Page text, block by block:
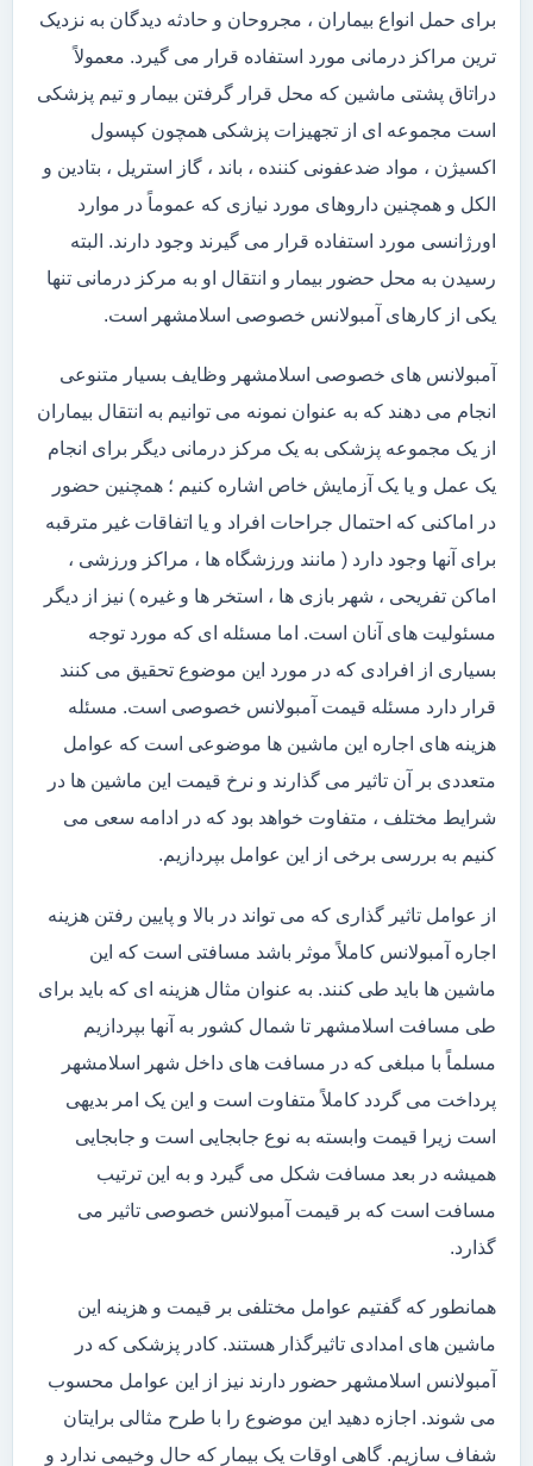
برای حمل انواع بیماران ، مجروحان و حادثه دیدگان به نزدیک
ترین مراکز درمانی مورد استفاده قرار می گیرد. معمولاً
دراتاق پشتی ماشین که محل قرار گرفتن بیمار و تیم پزشکی
است مجموعه ای از تجهیزات پزشکی همچون کپسول
اکسیژن ، مواد ضدعفونی کننده ، باند ، گاز استریل ، بتادین و
الکل و همچنین داروهای مورد نیازی که عموماً در موارد
اورژانسی مورد استفاده قرار می گیرند وجود دارند. البته
رسیدن به محل حضور بیمار و انتقال او به مرکز درمانی تنها
یکی از کارهای آمبولانس خصوصی اسلامشهر است.
آمبولانس های خصوصی اسلامشهر وظایف بسیار متنوعی
انجام می دهند که به عنوان نمونه می توانیم به انتقال بیماران
از یک مجموعه پزشکی به یک مرکز درمانی دیگر برای انجام
یک عمل و یا یک آزمایش خاص اشاره کنیم ؛ همچنین حضور
در اماکنی که احتمال جراحات افراد و یا اتفاقات غیر مترقبه
برای آنها وجود دارد ( مانند ورزشگاه ها ، مراکز ورزشی ،
اماکن تفریحی ، شهر بازی ها ، استخر ها و غیره ) نیز از دیگر
مسئولیت های آنان است. اما مسئله ای که مورد توجه
بسیاری از افرادی که در مورد این موضوع تحقیق می کنند
قرار دارد مسئله قیمت آمبولانس خصوصی است. مسئله
هزینه های اجاره این ماشین ها موضوعی است که عوامل
متعددی بر آن تاثیر می گذارند و نرخ قیمت این ماشین ها در
شرایط مختلف ، متفاوت خواهد بود که در ادامه سعی می
کنیم به بررسی برخی از این عوامل بپردازیم.
از عوامل تاثیر گذاری که می تواند در بالا و پایین رفتن هزینه
اجاره آمبولانس کاملاً موثر باشد مسافتی است که این
ماشین ها باید طی کنند. به عنوان مثال هزینه ای که باید برای
طی مسافت اسلامشهر تا شمال کشور به آنها بپردازیم
مسلماً با مبلغی که در مسافت های داخل شهر اسلامشهر
پرداخت می گردد کاملاً متفاوت است و این یک امر بدیهی
است زیرا قیمت وابسته به نوع جابجایی است و جابجایی
همیشه در بعد مسافت شکل می گیرد و به این ترتیب
مسافت است که بر قیمت آمبولانس خصوصی تاثیر می
گذارد.
همانطور که گفتیم عوامل مختلفی بر قیمت و هزینه این
ماشین های امدادی تاثیرگذار هستند. کادر پزشکی که در
آمبولانس اسلامشهر حضور دارند نیز از این عوامل محسوب
می شوند. اجازه دهید این موضوع را با طرح مثالی برایتان
شفاف سازیم. گاهی اوقات یک بیمار که حال وخیمی ندارد و